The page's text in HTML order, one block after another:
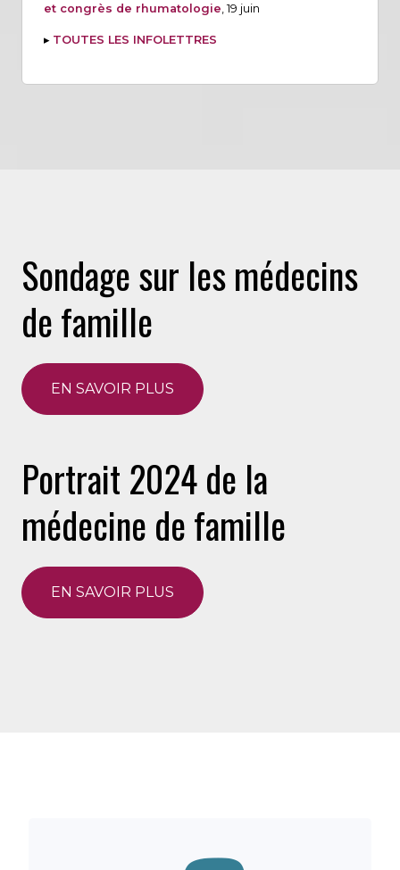
et congrès de rhumatologie , 19 juin
▸ TOUTES LES INFOLETTRES
Sondage sur les médecins
de famille
EN SAVOIR PLUS
Portrait 2024 de la
médecine de famille
EN SAVOIR PLUS